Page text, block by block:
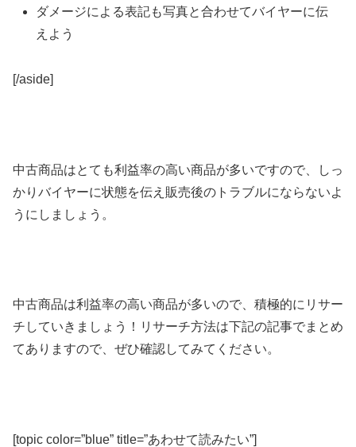
ダメージによる表記も写真と合わせてバイヤーに伝
えよう
[/aside]
中古商品はとても利益率の高い商品が多いですので、しっ
かりバイヤーに状態を伝え販売後のトラブルにならないよ
うにしましょう。
中古商品は利益率の高い商品が多いので、積極的にリサー
チしていきましょう！リサーチ方法は下記の記事でまとめ
てありますので、ぜひ確認してみてください。
[topic color=”blue” title=”あわせて読みたい”]